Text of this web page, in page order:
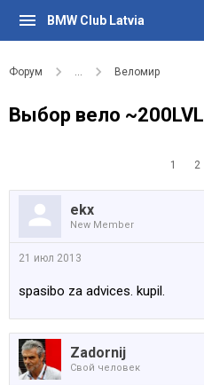
BMW Club Latvia
Форум ... Веломир
Выбор вело ~200LVL
1 2
ekx
New Member
21 июл 2013
spasibo za advices. kupil.
Zadornij
Свой человек